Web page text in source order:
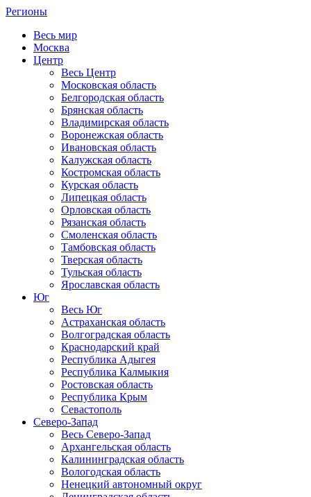
Регионы
Весь мир
Москва
Центр
Весь Центр
Московская область
Белгородская область
Брянская область
Владимирская область
Воронежская область
Ивановская область
Калужская область
Костромская область
Курская область
Липецкая область
Орловская область
Рязанская область
Смоленская область
Тамбовская область
Тверская область
Тульская область
Ярославская область
Юг
Весь Юг
Астраханская область
Волгоградская область
Краснодарский край
Республика Адыгея
Республика Калмыкия
Ростовская область
Республика Крым
Севастополь
Северо-Запад
Весь Северо-Запад
Архангельская область
Калининградская область
Вологодская область
Ненецкий автономный округ